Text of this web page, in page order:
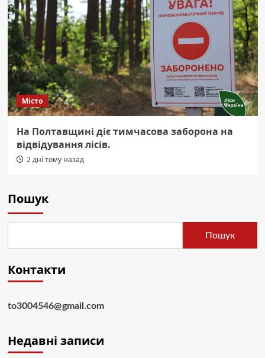
Місто
На Полтавщині діє тимчасова заборона на
відвідування лісів.
2 дні тому назад
Пошук
Пошук
Контакти
to3004546@gmail.com
Недавні записи